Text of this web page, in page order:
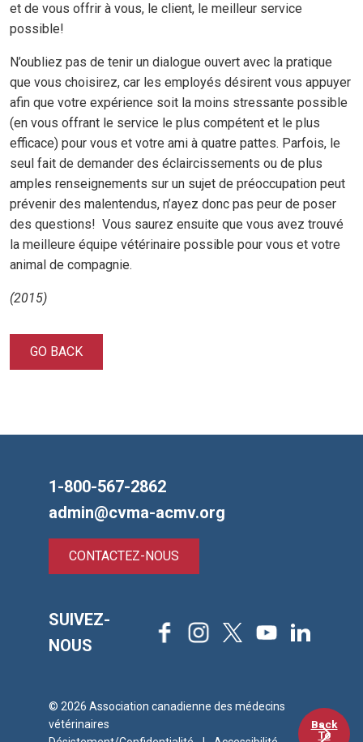
et de vous offrir à vous, le client, le meilleur service
possible!
N’oubliez pas de tenir un dialogue ouvert avec la pratique
que vous choisirez, car les employés désirent vous appuyer
afin que votre expérience soit la moins stressante possible
(en vous offrant le service le plus compétent et le plus
efficace) pour vous et votre ami à quatre pattes. Parfois, le
seul fait de demander des éclaircissements ou de plus
amples renseignements sur un sujet de préoccupation peut
prévenir des malentendus, n’ayez donc pas peur de poser
des questions! Vous saurez ensuite que vous avez trouvé
la meilleure équipe vétérinaire possible pour vous et votre
animal de compagnie.
(2015)
GO BACK
Back
To
1-800-567-2862
admin@cvma-acmv.org
CONTACTEZ-NOUS
SUIVEZ-
NOUS
FacebookInstagram
X YoutubeLinkedIn
© 2026 Association canadienne des médecins
vétérinaires